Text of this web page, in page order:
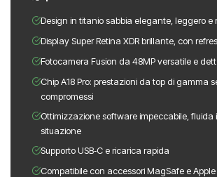
Design in titanio sabbia elegante, leggero e
Display Super Retina XDR brillante, con
Fotocamera Fusion da 48MP versatile e
Chip A18 Pro: prestazioni da top di gamma
compromessi
Ottimizzazione software impeccabile, fluida
situazione
Supporto USB‑C e ricarica rapida
Compatibile con accessori MagSafe e